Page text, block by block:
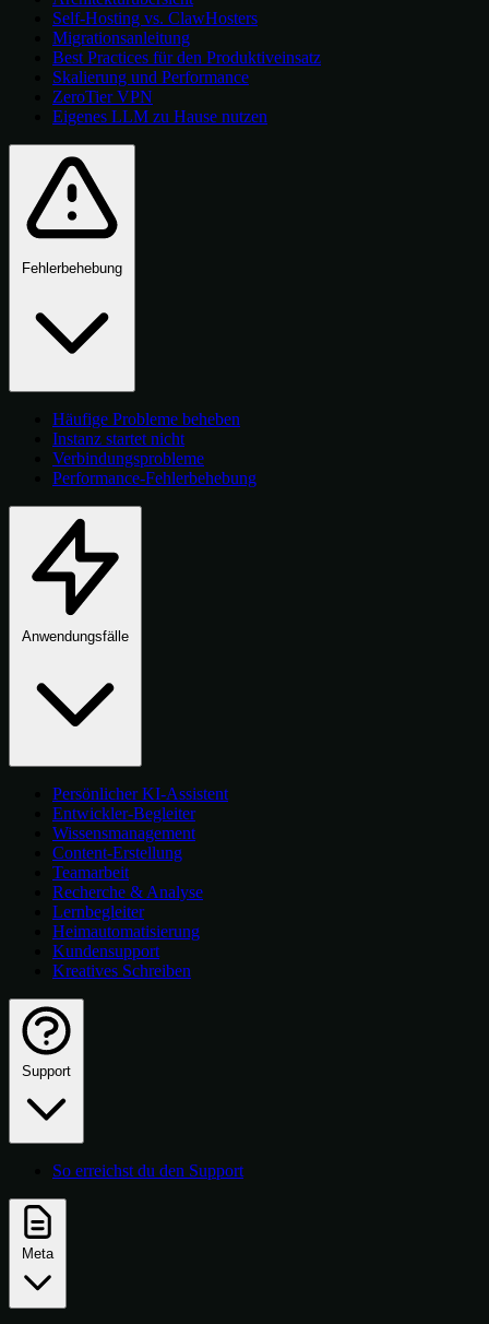
Self-Hosting vs. ClawHosters
Migrationsanleitung
Best Practices für den Produktiveinsatz
Skalierung und Performance
ZeroTier VPN
Eigenes LLM zu Hause nutzen
Fehlerbehebung
Häufige Probleme beheben
Instanz startet nicht
Verbindungsprobleme
Performance-Fehlerbehebung
Anwendungsfälle
Persönlicher KI-Assistent
Entwickler-Begleiter
Wissensmanagement
Content-Erstellung
Teamarbeit
Recherche & Analyse
Lernbegleiter
Heimautomatisierung
Kundensupport
Kreatives Schreiben
Support
So erreichst du den Support
Meta